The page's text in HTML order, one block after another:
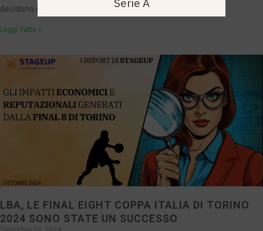
decidono di investire valorizzando
Leggi Tutto »
LBA, LE FINAL EIGHT COPPA ITALIA DI TORINO
2024 SONO STATE UN SUCCESSO
Serie A